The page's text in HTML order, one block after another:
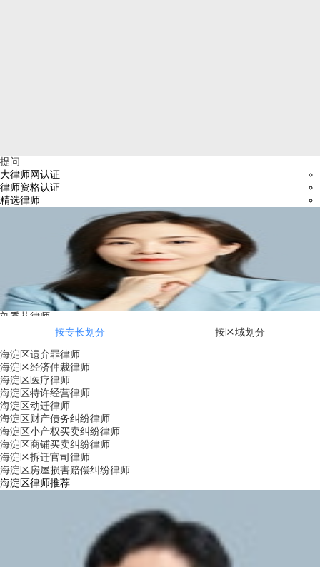
提问
大律师网认证
律师资格认证
精选律师
刘秀芬律师
北京浩天律师事务所
按专长划分
按区域划分
海淀区遗弃罪律师
海淀区经济仲裁律师
海淀区医疗律师
海淀区特许经营律师
海淀区动迁律师
海淀区财产债务纠纷律师
海淀区小产权买卖纠纷律师
海淀区商铺买卖纠纷律师
海淀区拆迁官司律师
海淀区房屋损害赔偿纠纷律师
海淀区律师推荐